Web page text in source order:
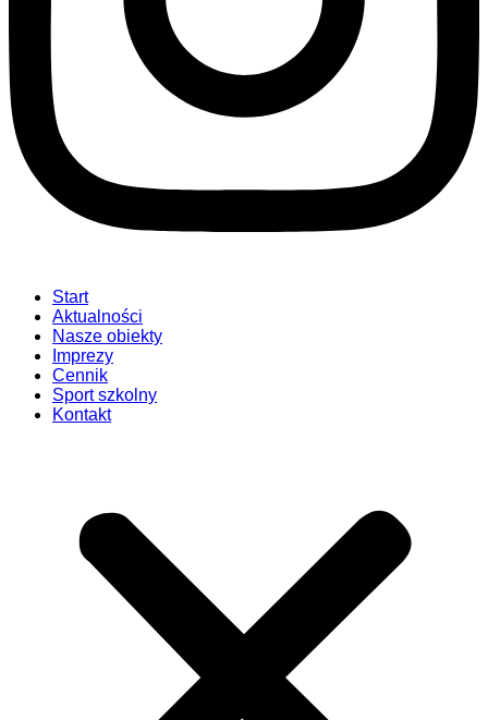
Start
Aktualności
Nasze obiekty
Imprezy
Cennik
Sport szkolny
Kontakt